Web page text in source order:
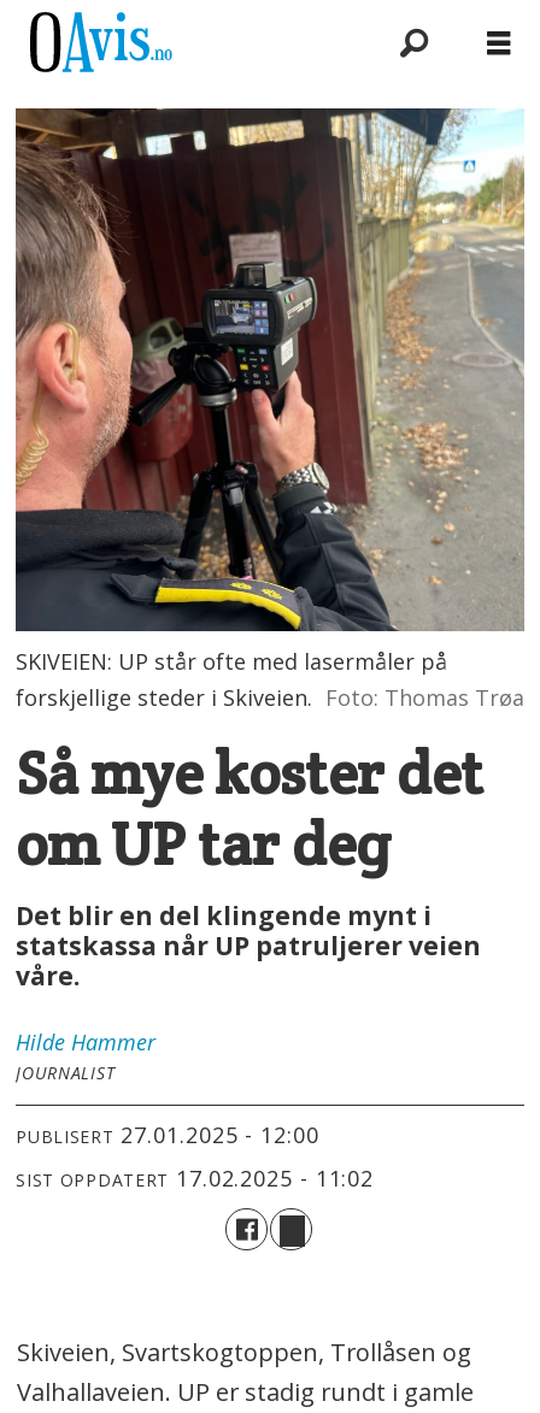
SKIVEIEN: UP står ofte med lasermåler på
forskjellige steder i Skiveien. Foto: Thomas Trøa
Så mye koster det
om UP tar deg
Det blir en del klingende mynt i
statskassa når UP patruljerer veien
våre.
Hilde Hammer
JOURNALIST
PUBLISERT 27.01.2025 - 12:00
SIST OPPDATERT 17.02.2025 - 11:02
Skiveien, Svartskogtoppen, Trollåsen og
Valhallaveien. UP er stadig rundt i gamle